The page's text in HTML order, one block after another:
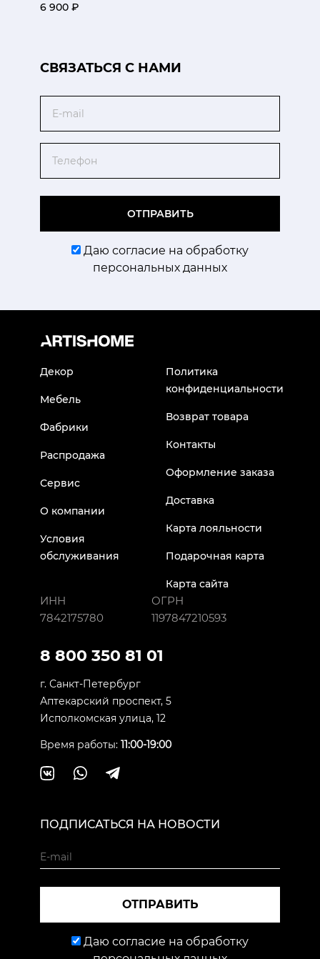
6 900 ₽
CВЯЗАТЬСЯ С НАМИ
ОТПРАВИТЬ
Даю согласие на обработку
персональных данных
Декор
Мебель
Фабрики
Распродажа
Сервис
О компании
Условия
обслуживания
Политика
конфиденциальности
Возврат товара
Контакты
Оформление заказа
Доставка
Карта лояльности
Подарочная карта
Карта сайта
ИНН
7842175780
ОГРН
1197847210593
8 800 350 81 01
г. Санкт-Петербург
Аптекарский проспект, 5
Исполкомская улица, 12
Время работы: 11:00-19:00
ПОДПИСАТЬСЯ НА НОВОСТИ
ОТПРАВИТЬ
Даю согласие на обработку